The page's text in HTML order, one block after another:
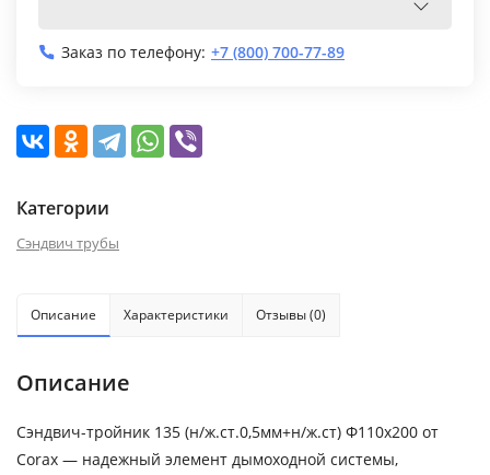
Заказ по телефону: +7 (800) 700-77-89
Категории
Сэндвич трубы
Описание Характеристики Отзывы (0)
Описание
Сэндвич-тройник 135 (н/ж.ст.0,5мм+н/ж.ст) Ф110х200 от
Corax — надежный элемент дымоходной системы,